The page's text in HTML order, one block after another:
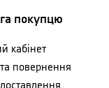
покупцю
кабінет
та повернення